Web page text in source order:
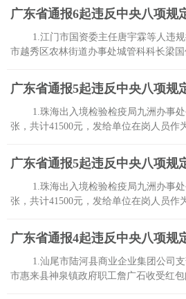
广东省通报6起违反中央八项规
1.江门市国资委主任唐宇霖等人违
市越秀区农林街道办事处城管科科长梁
广东省通报5起违反中央八项规
1.珠海出入境检验检疫局九洲办事
张，共计41500元，发给单位在岗人员
广东省通报5起违反中央八项规
1.珠海出入境检验检疫局九洲办事
张，共计41500元，发给单位在岗人员
广东省通报4起违反中央八项规
1.汕尾市陆河县商业企业集团公司
市惠来县神泉镇政府职工詹广石收受红包